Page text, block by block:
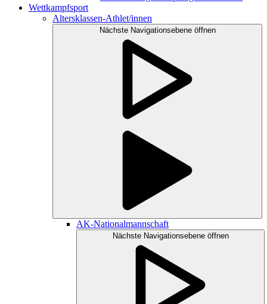
Wettkampfsport
Altersklassen-Athlet/innen
Nächste Navigationsebene öffnen
AK-Nationalmannschaft
Nächste Navigationsebene öffnen